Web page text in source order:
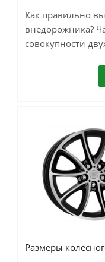
Как правильно
внедорожника?
совокупности
Размеры